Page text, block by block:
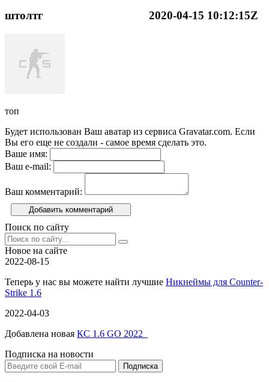
штолтг 2020-04-15 10:12:15Z
топ
Будет использован Ваш аватар из сервиса Gravatar.com. Если
Вы его еще не создали - самое время сделать это.
Ваше имя:
Ваш e-mail:
Ваш комментарий:
Добавить комментарий
Поиск по сайту
Новое на сайте
2022-08-15
Теперь у нас вы можете найти лучшие Никнеймы для Counter-
Strike 1.6
2022-04-03
Добавлена новая КС 1.6 GO 2022
Подписка на новости